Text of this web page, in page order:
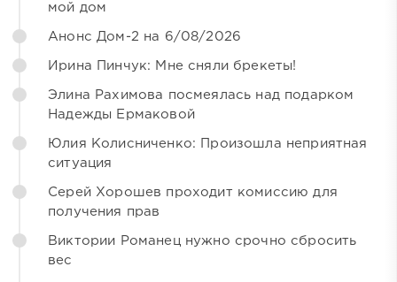
мой дом
Анонс Дом-2 на 6/08/2026
Ирина Пинчук: Мне сняли брекеты!
Элина Рахимова посмеялась над подарком
Надежды Ермаковой
Юлия Колисниченко: Произошла неприятная
ситуация
Серей Хорошев проходит комиссию для
получения прав
Виктории Романец нужно срочно сбросить
вес